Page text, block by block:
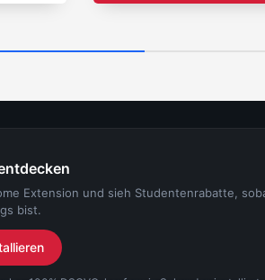
Extension und sieh Studentenrabatte,
bist.